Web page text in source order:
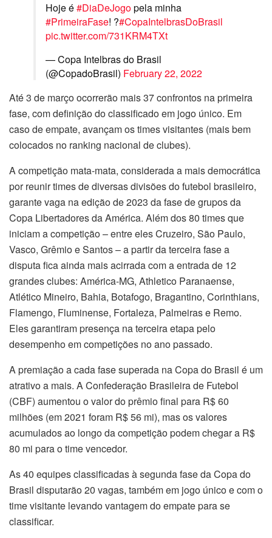
Hoje é#DiaDeJogopela minha
#PrimeiraFase! ?#CopaIntelbrasDoBrasil
pic.twitter.com/731KRM4TXt
— Copa Intelbras do Brasil
(@CopadoBrasil) February 22, 2022
Até 3 de março ocorrerão mais 37 confrontos na primeira
fase, com definição do classificado em jogo único. Em
caso de empate, avançam os times visitantes (mais bem
colocados no ranking nacional de clubes).
A competição mata-mata, considerada a mais democrática
por reunir times de diversas divisões do futebol brasileiro,
garante vaga na edição de 2023 da fase de grupos da
Copa Libertadores da América. Além dos 80 times que
iniciam a competição – entre eles Cruzeiro, São Paulo,
Vasco, Grêmio e Santos – a partir da terceira fase a
disputa fica ainda mais acirrada com a entrada de 12
grandes clubes: América-MG, Athletico Paranaense,
Atlético Mineiro, Bahia, Botafogo, Bragantino, Corinthians,
Flamengo, Fluminense, Fortaleza, Palmeiras e Remo.
Eles garantiram presença na terceira etapa pelo
desempenho em competições no ano passado.
A premiação a cada fase superada na Copa do Brasil é um
atrativo a mais. A Confederação Brasileira de Futebol
(CBF) aumentou o valor do prêmio final para R$ 60
milhões (em 2021 foram R$ 56 mi), mas os valores
acumulados ao longo da competição podem chegar a R$
80 mi para o time vencedor.
As 40 equipes classificadas à segunda fase da Copa do
Brasil disputarão 20 vagas, também em jogo único e com o
time visitante levando vantagem do empate para se
classificar.